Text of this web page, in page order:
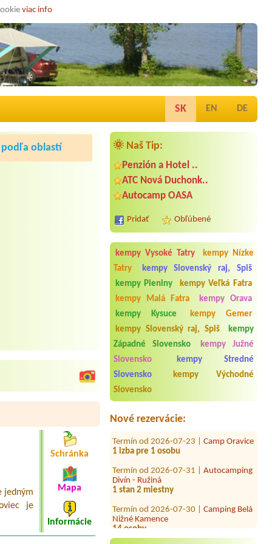
viac info
SK EN DE
🌞 Naš Tip:
Penzión a Hotel ..
ATC Nová Duchonk..
Autocamp OASA
Pridať Obľúbené
kempy Vysoké Tatry
kempy Nízke
Tatry
kempy Slovenský raj, Spiš
kempy Pieniny
kempy Veľká Fatra
kempy Malá Fatra
kempy Orava
kempy Kysuce
kempy Gemer
kempy Slovenský raj, Spiš
kempy
Západné Slovensko
kempy Južné
Slovensko
kempy Stredné
Slovensko
kempy Východné
Slovensko
Nové rezervácie:
Termín od 2026-07-31 |
ATC Račkova
dolina
Termín od 2026-07-29 |Konibar Kemp
pod jazerom Hodruša
1 izba pre 1 osobu
Divín - Ružiná
1 stan 2 miestny
Nižné Kamence
14 osoby
Termín od 2026-08-08 |Penzión a
oblastí
jedným
je
Schránka
Mapa
Informácie